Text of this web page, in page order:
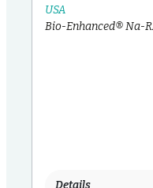
USA
Bio-Enhanced® Na-
Details